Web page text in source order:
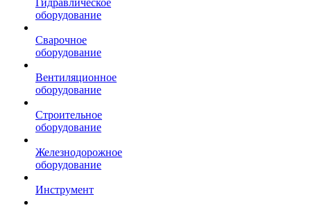
Гидравлическое
оборудование
Сварочное
оборудование
Вентиляционное
оборудование
Строительное
оборудование
Железнодорожное
оборудование
Инструмент